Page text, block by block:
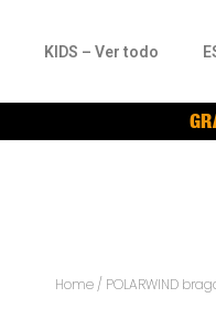
KIDS – Ver todo
Home / POLARWIND